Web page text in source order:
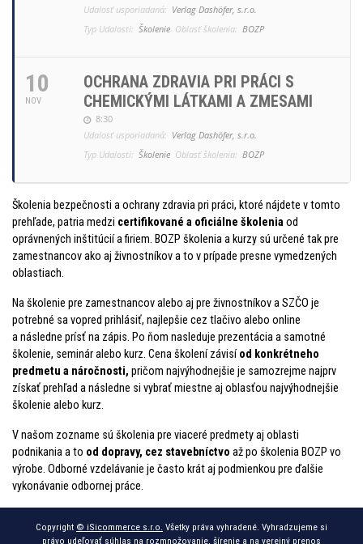
Udalosť usporiadaná: Verlag Dashöfer, s.r.o.
Typ Udalosti: Školenie Oblasť školenia: BOZP
10
NOV
OCHRANA ZDRAVIA PRI PRÁCI S
CHEMICKÝMI LÁTKAMI A ZMESAMI
8:30
Udalosť usporiadaná: Verlag Dashöfer, s.r.o.
Typ Udalosti: Školenie Oblasť školenia: BOZP
Školenia bezpečnosti a ochrany zdravia pri práci, ktoré nájdete v tomto
prehľade, patria medzi certifikované a oficiálne školeniaod
oprávnených inštitúcií a firiem. BOZP školenia a kurzy sú určené tak pre
zamestnancov ako aj živnostníkov a to v prípade presne vymedzených
oblastiach.
Na školenie pre zamestnancov alebo aj pre živnostníkov a SZČO je
potrebné sa vopred prihlásiť, najlepšie cez tlačivo alebo online
a následne prísť na zápis. Po ňom nasleduje prezentácia a samotné
školenie, seminár alebo kurz. Cena školení závisíod konkrétneho
predmetu a náročnosti, pričom najvýhodnejšie je samozrejme najprv
získať prehľad a následne si vybrať miestne aj oblasťou najvýhodnejšie
školenie alebo kurz.
V našom zozname sú školenia pre viaceré predmety aj oblasti
podnikania a to od dopravy, cez stavebníctvo až po školenia BOZP vo
výrobe. Odborné vzdelávanie je často krát aj podmienkou pre ďalšie
vykonávanie odbornej práce.
Copyright © iSicommerce s.r.o. Všetky práva vyhradené. Vyhradzujeme si
právo udeľovať súhlas na rozmnožovanie, šírenie a na verejný prenos